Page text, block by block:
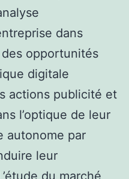
dans
des opportunités
digitale
actions publicité et
l’optique de leur
autonome par
leur
du marché